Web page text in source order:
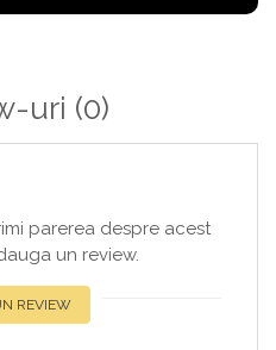
uri (0)
parerea despre acest
un review.
REVIEW